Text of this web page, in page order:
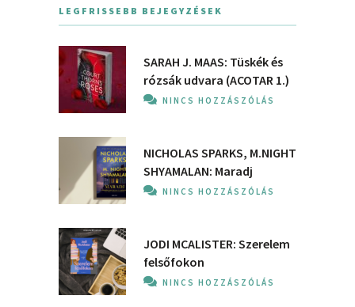
LEGFRISSEBB BEJEGYZÉSEK
SARAH J. MAAS: Tüskék és
rózsák udvara (ACOTAR 1.)
NINCS HOZZÁSZÓLÁS
NICHOLAS SPARKS, M.NIGHT
SHYAMALAN: Maradj
NINCS HOZZÁSZÓLÁS
JODI MCALISTER: Szerelem
felsőfokon
NINCS HOZZÁSZÓLÁS